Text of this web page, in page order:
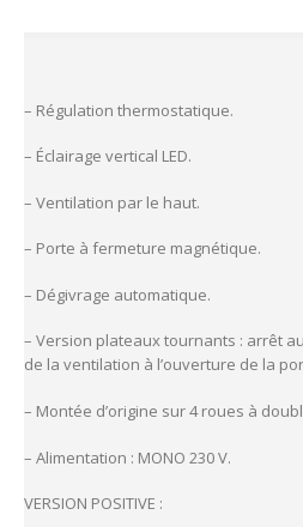
– Régulation thermostatique.
– Éclairage vertical LED.
– Ventilation par le haut.
– Porte à fermeture magnétique.
– Dégivrage automatique.
– Version plateaux tournants : arrêt
de la ventilation à l’ouverture de la
– Montée d’origine sur 4 roues à
– Alimentation : MONO 230 V.
VERSION POSITIVE :